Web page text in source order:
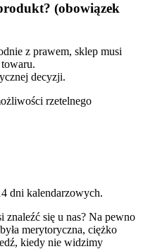
(obowiązek
z prawem, sklep musi
decyzji.
rzetelnego
dni kalendarzowych.
się u nas? Na pewno
merytoryczna, ciężko
kiedy nie widzimy